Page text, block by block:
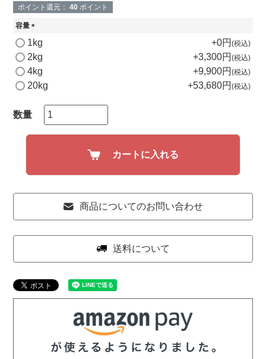
ポイント還元： 40 ポイント
容量
(
必
須
)
1kg +0 税込
2kg +3,300 税込
4kg +9,900 税込
20kg +53,680 税込
カートに入れる
商品についてのお問い合わせ
送料について